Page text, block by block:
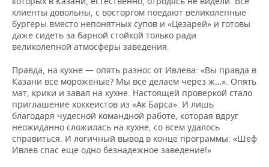
клиенты довольны, с восторгом поедают великолепные
бургеры вместо непонятных супов и «Цезарей» и готовы
даже сидеть за барной стойкой только ради
великолепной атмосферы заведения.
Правда, на кухне — опять разнос от Ивлева: «Вы правда в
Казани все мороженые? Мы все делаем через ж…». Опять
мат, крики и завал на кухне. Настоящей проверкой стало
приглашение хоккеистов из «Ак Барса». И лишь
благодаря чудесной командной работе, которая вдруг
неожиданно сложилась на кухне, со всем удалось
справиться. И логичный вывод в конце программы: «Шеф
Ивлев спас еще одно безнадежное заведение!»